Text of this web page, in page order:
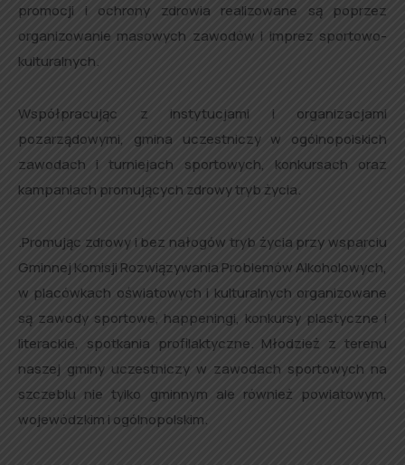
promocji i ochrony zdrowia realizowane są poprzez
organizowanie masowych zawodów i imprez sportowo-
kulturalnych.
Współpracując z instytucjami i organizacjami
pozarządowymi, gmina uczestniczy w ogólnopolskich
zawodach i turniejach sportowych, konkursach oraz
kampaniach promujących zdrowy tryb życia.
.Promując zdrowy i bez nałogów tryb życia przy wsparciu
Gminnej Komisji Rozwiązywania Problemów Alkoholowych,
w placówkach oświatowych i kulturalnych organizowane
są zawody sportowe, happeningi, konkursy plastyczne i
literackie, spotkania profilaktyczne. Młodzież z terenu
naszej gminy uczestniczy w zawodach sportowych na
szczeblu nie tylko gminnym ale również powiatowym,
wojewódzkim i ogólnopolskim.